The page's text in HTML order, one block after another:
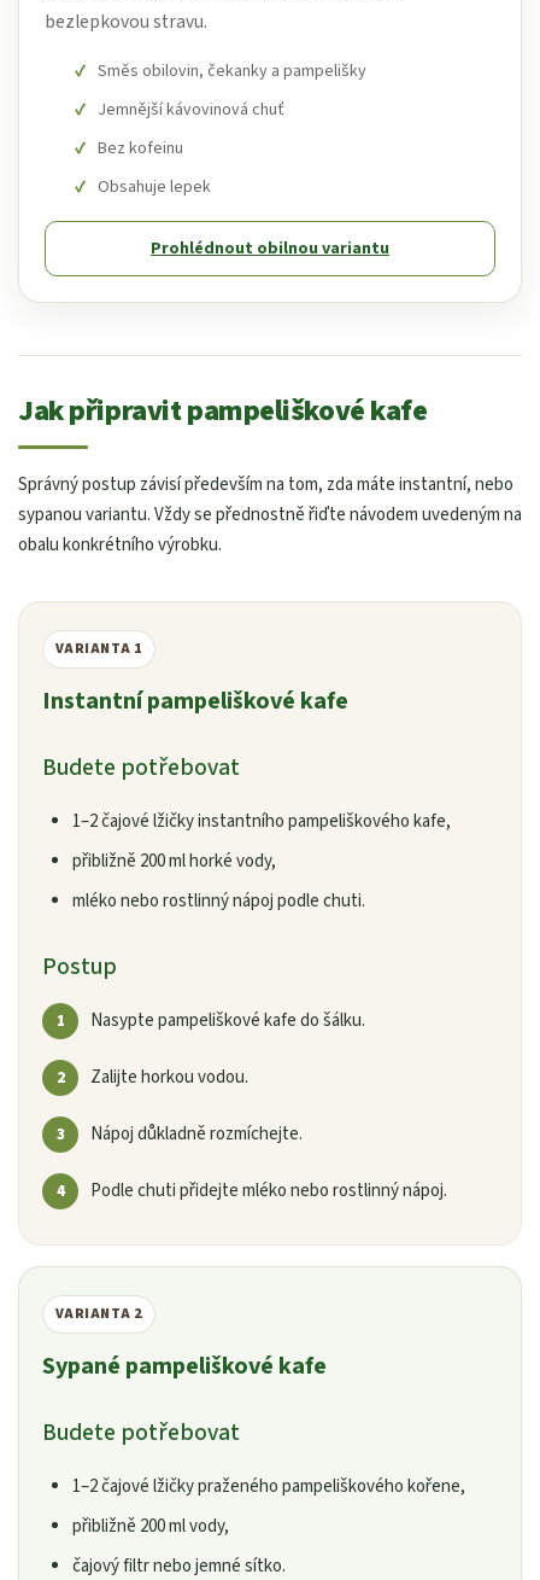
bezlepkovou stravu.
Směs obilovin, čekanky a pampelišky
Jemnější kávovinová chuť
Bez kofeinu
Obsahuje lepek
Prohlédnout obilnou variantu
Jak připravit pampeliškové kafe
Správný postup závisí především na tom, zda máte instantní, nebo
sypanou variantu. Vždy se přednostně řiďte návodem uvedeným na
obalu konkrétního výrobku.
VARIANTA 1
Instantní pampeliškové kafe
Budete potřebovat
1–2 čajové lžičky instantního pampeliškového kafe,
přibližně 200 ml horké vody,
mléko nebo rostlinný nápoj podle chuti.
Postup
Nasypte pampeliškové kafe do šálku.
Zalijte horkou vodou.
Nápoj důkladně rozmíchejte.
Podle chuti přidejte mléko nebo rostlinný nápoj.
VARIANTA 2
Sypané pampeliškové kafe
Budete potřebovat
1–2 čajové lžičky praženého pampeliškového kořene,
přibližně 200 ml vody,
čajový filtr nebo jemné sítko.